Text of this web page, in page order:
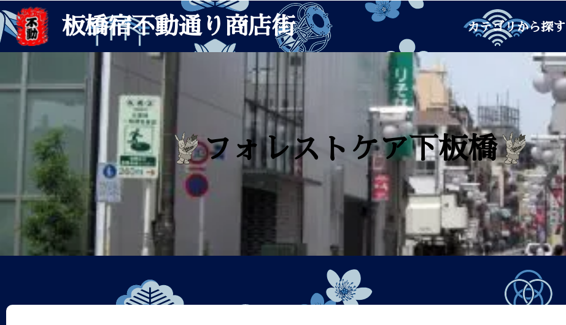
板橋宿不動通り商店街 カテゴリから探す
フォレストケア下板橋